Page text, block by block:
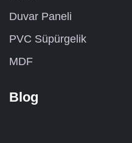
Duvar Paneli
PVC Süpürgelik
MDF
Blog